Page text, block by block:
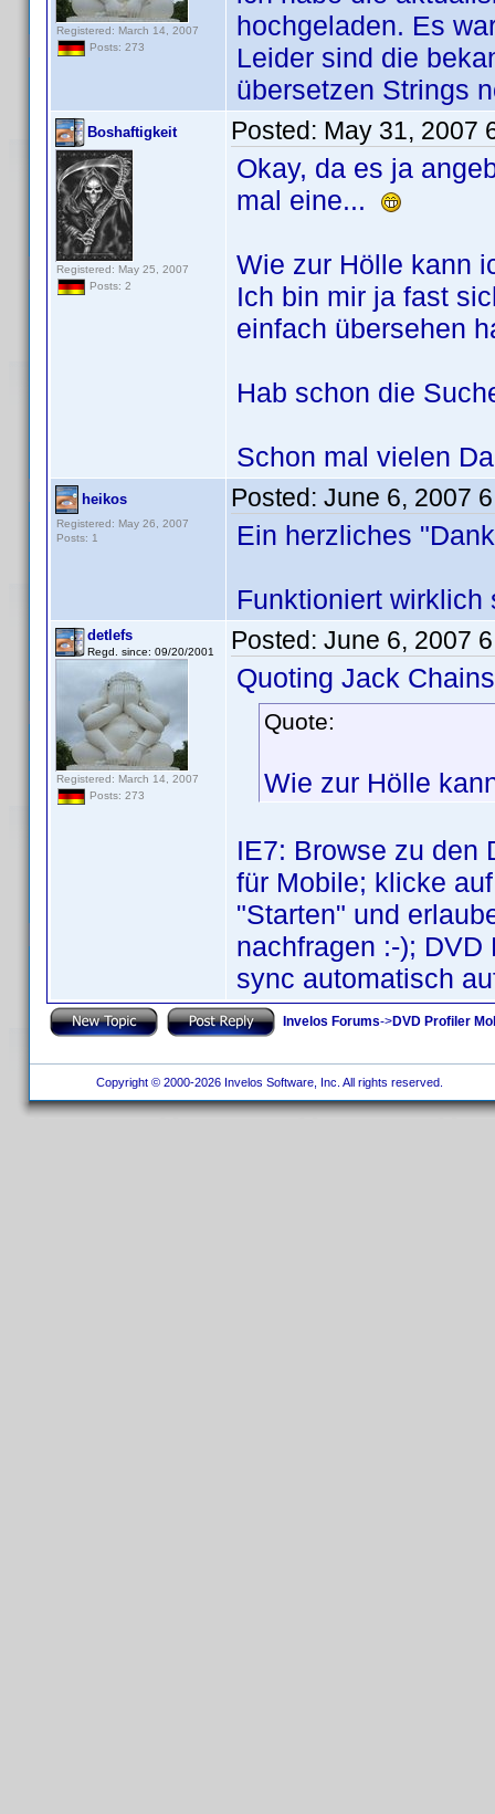
Registered: March 14, 2007
Posts: 273
hochgeladen. Es
Leider sind die
übersetzen Strings
Boshaftigkeit
Registered: May 25, 2007
Posts: 2
Posted: May 31, 2007
Okay, da es ja
mal eine...
Wie zur Hölle kann
Ich bin mir ja fast
einfach übersehen
Hab schon die
Schon mal vielen
heikos
Registered: May 26, 2007
Posts: 1
Posted: June 6, 2007
Ein herzliches
Funktioniert wirklich
detlefs
Regd. since: 09/20/2001
Registered: March 14, 2007
Posts: 273
Posted: June 6, 2007
Quoting Jack
Quote:
Wie zur Hölle
IE7: Browse zu den
für Mobile; klicke
"Starten" und
nachfragen :-);
sync automatisch
Invelos Forums->DVD Profiler
Copyright © 2000-2026 Invelos Software, Inc. All rights reserved.